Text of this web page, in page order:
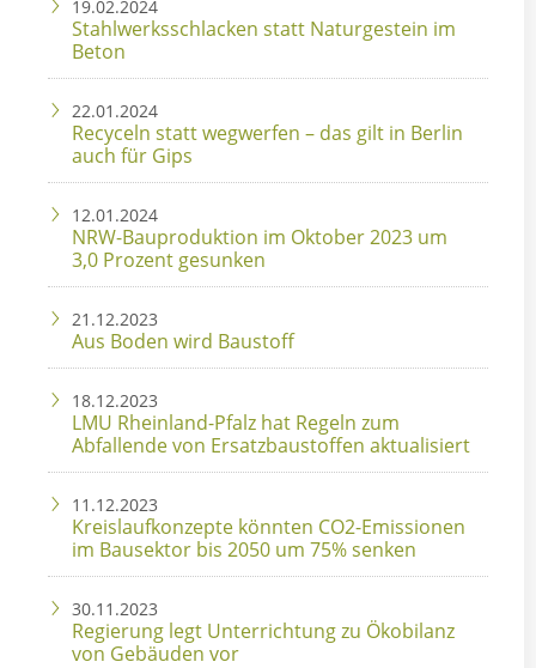
19.02.2024
Stahlwerksschlacken statt Naturgestein im
Beton
22.01.2024
Recyceln statt wegwerfen – das gilt in Berlin
auch für Gips
12.01.2024
NRW-Bauproduktion im Oktober 2023 um
3,0 Prozent gesunken
21.12.2023
Aus Boden wird Baustoff
18.12.2023
LMU Rheinland-Pfalz hat Regeln zum
Abfallende von Ersatzbaustoffen aktualisiert
11.12.2023
Kreislaufkonzepte könnten CO2-Emissionen
im Bausektor bis 2050 um 75% senken
30.11.2023
Regierung legt Unterrichtung zu Ökobilanz
von Gebäuden vor